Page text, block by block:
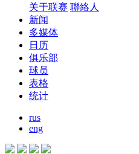
关于联赛 聯絡人
新闻
多媒体
日历
俱乐部
球员
表格
统计
rus
eng